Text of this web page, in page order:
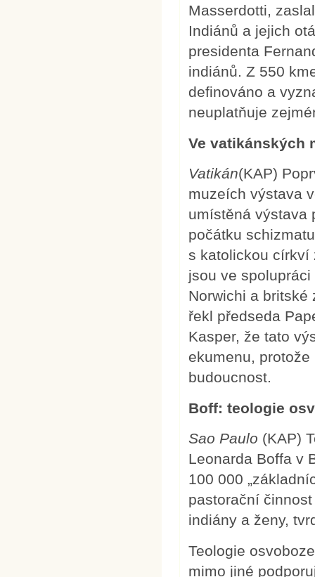
Masserdotti,
Indiánů a jejich
presidenta
indiánů. Z 550
definováno a
neuplatňuje
Ve vatikánských
Vatikán(KAP)
muzeích výstava
umístěná výstava
počátku
s katolickou církví
jsou ve
Norwichi a britské
řekl předseda
Kasper, že tato
ekumenu,
budoucnost.
Boff: teologie
Sao Paulo (KAP)
Leonarda Boffa v
100 000
pastorační
indiány a ženy,
Teologie
mimo jiné